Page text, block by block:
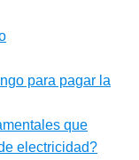
para pagar la
que
electricidad?